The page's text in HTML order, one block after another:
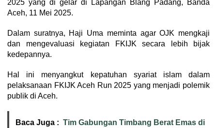
2025 yang di gelar di Lapangan Blang Padang, Banda
Aceh, 11 Mei 2025.
Dalam suratnya, Haji Uma meminta agar OJK mengkaji
dan mengevaluasi kegiatan FKIJK secara lebih bijak
kedepannya.
Hal ini menyangkut kepatuhan syariat islam dalam
pelaksanaan FKIJK Aceh Run 2025 yang menjadi polemik
publik di Aceh.
Baca Juga : Tim Gabungan Timbang Berat Emas di